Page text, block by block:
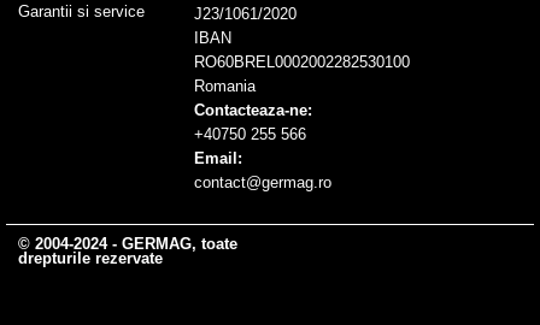
Garantii si service
J23/1061/2020
IBAN
RO60BREL0002002282530100
Romania
Contacteaza-ne:
+40750 255 566
Email:
contact@germag.ro
© 2004-2024 - GERMAG, toate
drepturile rezervate